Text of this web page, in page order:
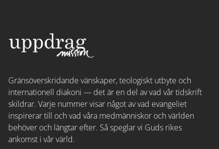
Gränsöverskridande vänskaper, teologiskt utbyte och
internationell diakoni — det är en del av vad vår tidskrift
skildrar. Varje nummer visar något av vad evangeliet
inspirerar till och vad våra medmänniskor och världen
behöver och längtar efter. Så speglar vi Guds rikes
ankomst i vår värld.